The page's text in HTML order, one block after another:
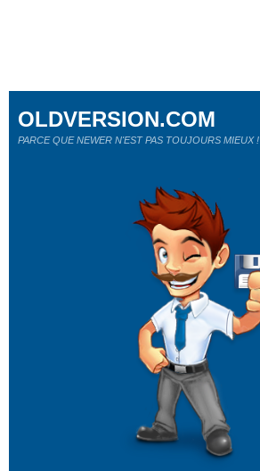
OLDVERSION.COM
PARCE QUE NEWER N'EST PAS TOUJOURS MIEUX !